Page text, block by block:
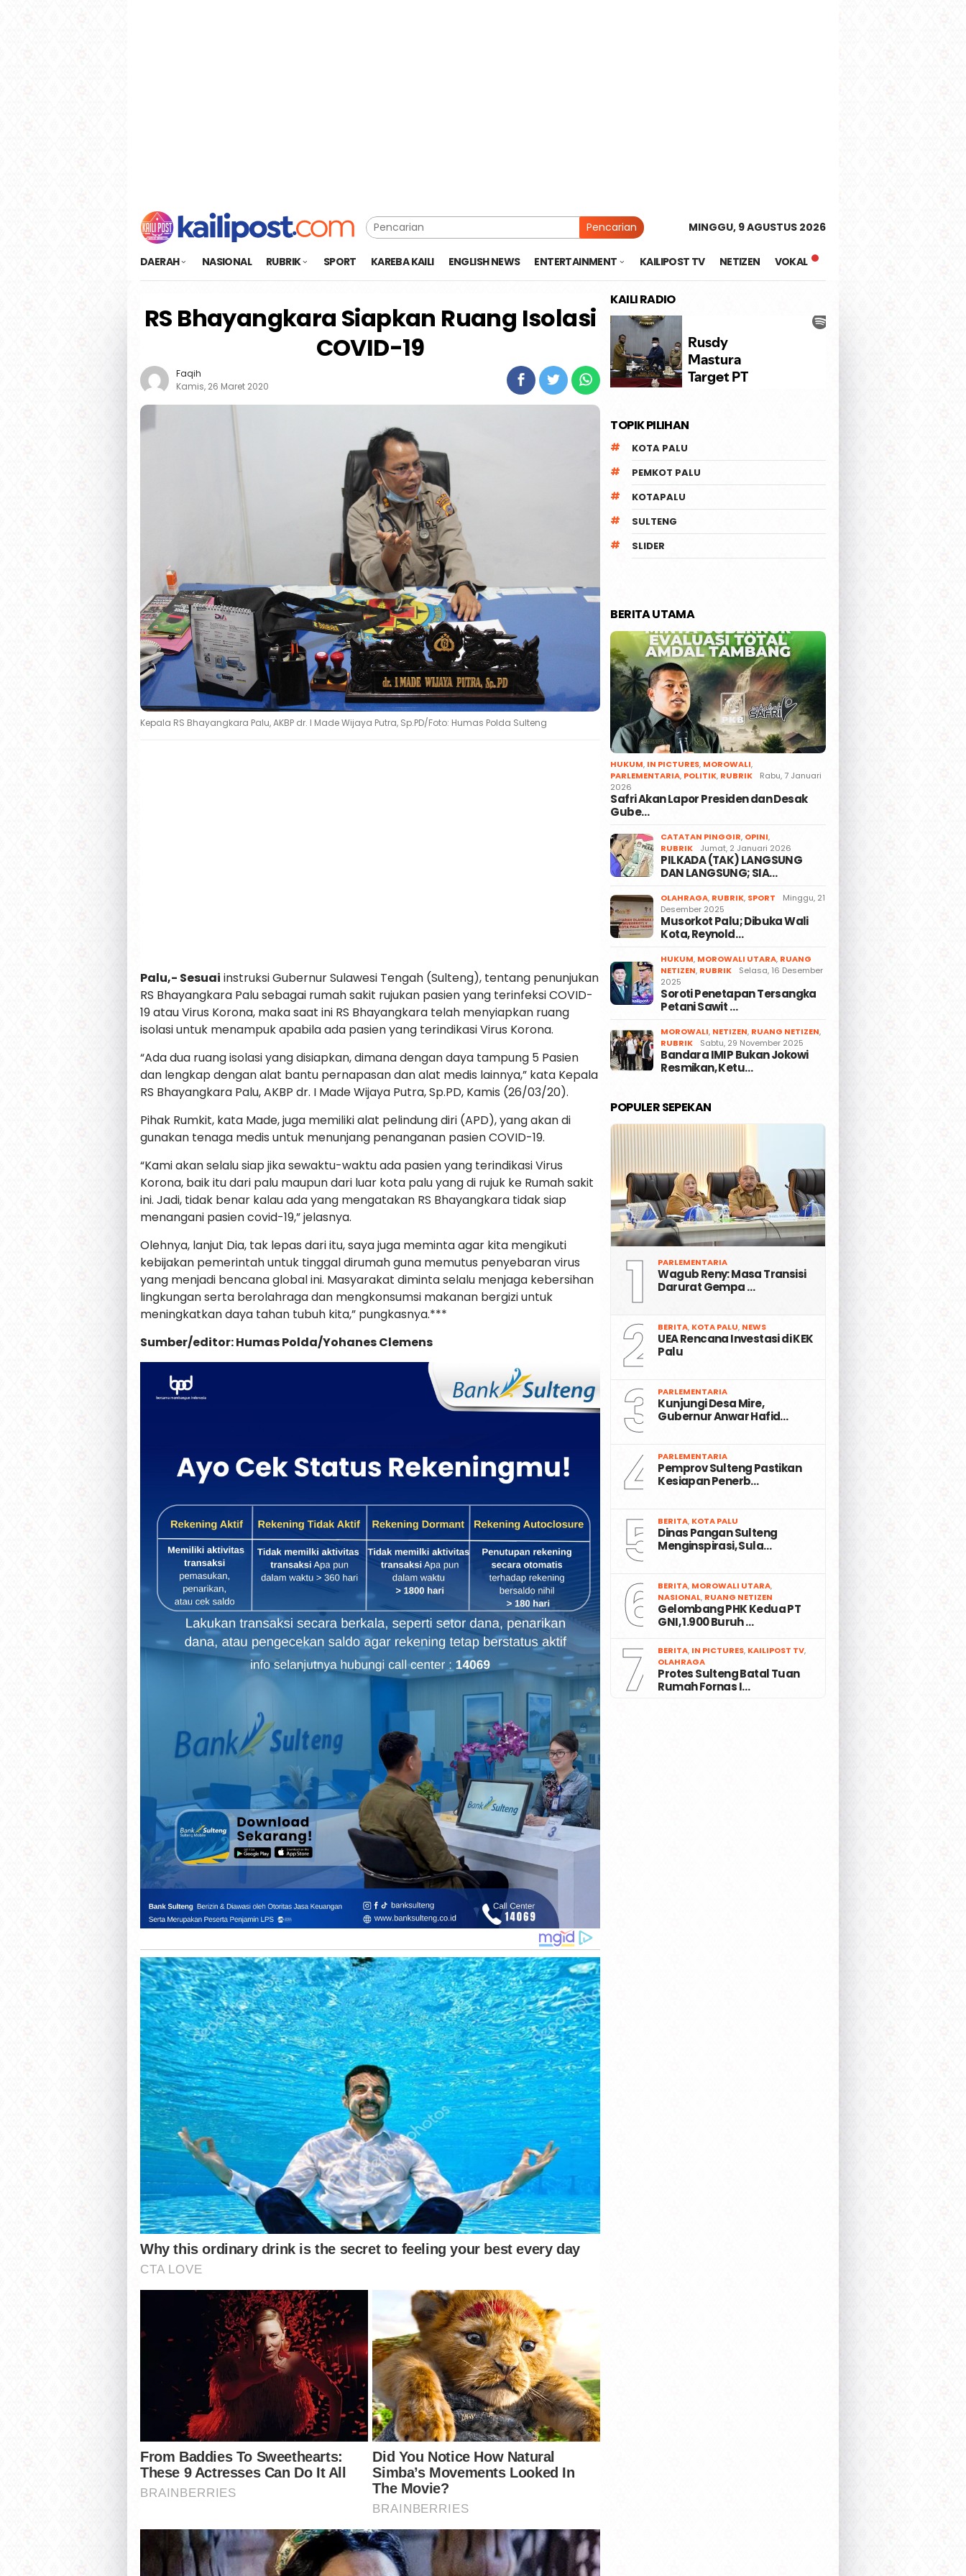
Pencarian MINGGU, 9 AGUSTUS 2026
DAERAH NASIONAL RUBRIK SPORT KAREBA KAILI ENGLISH NEWS ENTERTAINMENT KAILIPOST TV NETIZEN VOKAL
RS Bhayangkara Siapkan Ruang Isolasi
COVID-19
Faqih
Kamis, 26 Maret 2020
Kepala RS Bhayangkara Palu, AKBP dr. I Made Wijaya Putra, Sp.PD/Foto: Humas Polda Sulteng
Palu,- Sesuai instruksi Gubernur Sulawesi Tengah (Sulteng), tentang penunjukan
RS Bhayangkara Palu sebagai rumah sakit rujukan pasien yang terinfeksi COVID-
19 atau Virus Korona, maka saat ini RS Bhayangkara telah menyiapkan ruang
isolasi untuk menampuk apabila ada pasien yang terindikasi Virus Korona.
“Ada dua ruang isolasi yang disiapkan, dimana dengan daya tampung 5 Pasien
dan lengkap dengan alat bantu pernapasan dan alat medis lainnya,” kata Kepala
RS Bhayangkara Palu, AKBP dr. I Made Wijaya Putra, Sp.PD, Kamis (26/03/20).
Pihak Rumkit, kata Made, juga memiliki alat pelindung diri (APD), yang akan di
gunakan tenaga medis untuk menunjang penanganan pasien COVID-19.
“Kami akan selalu siap jika sewaktu-waktu ada pasien yang terindikasi Virus
Korona, baik itu dari palu maupun dari luar kota palu yang di rujuk ke Rumah sakit
ini. Jadi, tidak benar kalau ada yang mengatakan RS Bhayangkara tidak siap
menangani pasien covid-19,” jelasnya.
Olehnya, lanjut Dia, tak lepas dari itu, saya juga meminta agar kita mengikuti
kebijakan pemerintah untuk tinggal dirumah guna memutus penyebaran virus
yang menjadi bencana global ini. Masyarakat diminta selalu menjaga kebersihan
lingkungan serta berolahraga dan mengkonsumsi makanan bergizi untuk
meningkatkan daya tahan tubuh kita,” pungkasnya.***
Sumber/editor: Humas Polda/Yohanes Clemens
KAILI RADIO
TOPIK PILIHAN
KOTA PALU
PEMKOT PALU
KOTAPALU
SULTENG
SLIDER
BERITA UTAMA
HUKUM, IN PICTURES, MOROWALI,
PARLEMENTARIA, POLITIK, RUBRIK
Rabu, 7 Januari
2026
Safri Akan Lapor Presiden dan Desak
Gube…
CATATAN PINGGIR, OPINI,
RUBRIK
Jumat, 2 Januari 2026
PILKADA (TAK) LANGSUNG
DAN LANGSUNG; SIA…
OLAHRAGA, RUBRIK, SPORT
Minggu, 21
Desember 2025
Musorkot Palu; Dibuka Wali
Kota, Reynold…
HUKUM, MOROWALI UTARA, RUANG
NETIZEN, RUBRIK
Selasa, 16 Desember
2025
Soroti Penetapan Tersangka
Petani Sawit …
MOROWALI, NETIZEN, RUANG NETIZEN,
RUBRIK
Sabtu, 29 November 2025
Bandara IMIP Bukan Jokowi
Resmikan, Ketu…
POPULER SEPEKAN
1 PARLEMENTARIA
Wagub Reny: Masa Transisi
Darurat Gempa …
2 BERITA, KOTA PALU, NEWS
UEA Rencana Investasi di KEK
Palu
3 PARLEMENTARIA
Kunjungi Desa Mire,
Gubernur Anwar Hafid…
4 PARLEMENTARIA
Pemprov Sulteng Pastikan
Kesiapan Penerb…
5 BERITA, KOTA PALU
Dinas Pangan Sulteng
Menginspirasi, Sula…
6 BERITA, MOROWALI UTARA,
NASIONAL, RUANG NETIZEN
Gelombang PHK Kedua PT
GNI, 1.900 Buruh …
7 BERITA, IN PICTURES, KAILIPOST TV,
OLAHRAGA
Protes Sulteng Batal Tuan
Rumah Fornas I…